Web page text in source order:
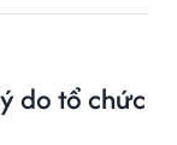
do tổ chức